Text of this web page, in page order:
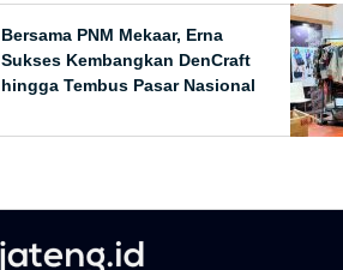
Bersama PNM Mekaar, Erna
Sukses Kembangkan DenCraft
hingga Tembus Pasar Nasional